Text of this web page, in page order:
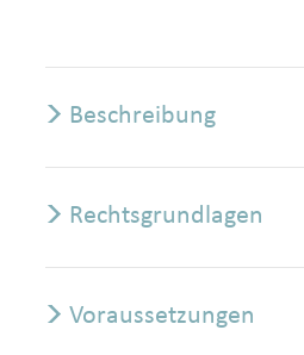
Beschreibung
Rechtsgrundlagen
Voraussetzungen